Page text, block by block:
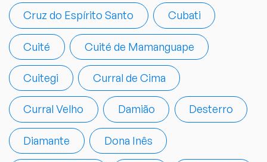
Cruz do Espírito Santo Cubati
Cuité Cuité de Mamanguape
Cuitegi Curral de Cima
Curral Velho Damião Desterro
Diamante Dona Inês